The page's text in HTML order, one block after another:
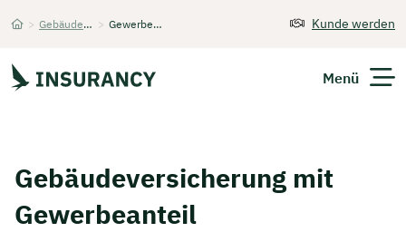
> Gebäudeversicherung > Gewerbeanteil Kunde werden
Menü
Unternehmen
Gebäudeversicherung mit
Gewerbeanteil